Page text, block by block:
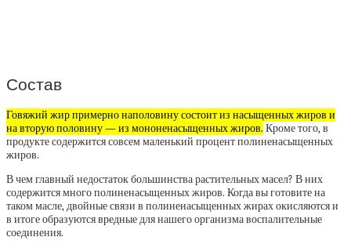
Состав
Говяжий жир примерно наполовину состоит из насыщенных жиров и
на вторую половину — из мононенасыщенных жиров. Кроме того, в
продукте содержится совсем маленький процент полиненасыщенных
жиров.
В чем главный недостаток большинства растительных масел? В них
содержится много полиненасыщенных жиров. Когда вы готовите на
таком масле, двойные связи в полиненасыщенных жирах окисляются и
в итоге образуются вредные для нашего организма воспалительные
соединения.